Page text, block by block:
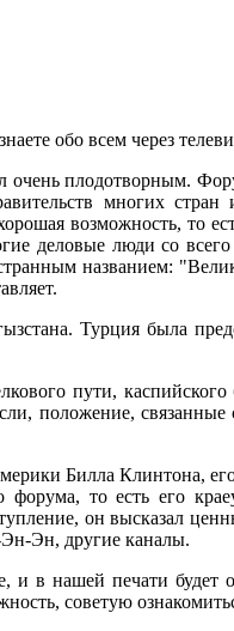
обо всем через
очень плодотворным.
многих
возможность, то
деловые люди со
названием:
Турция была
пути,
поло­жение,
Билла Клинтона,
то есть его
он высказал
Эн, другие каналы.
в нашей печати будет
советую